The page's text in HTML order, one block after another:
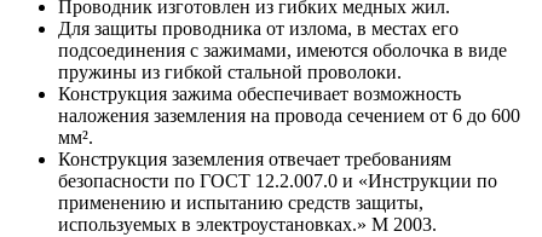
Проводник изготовлен из гибких медных жил.
Для защиты проводника от излома, в местах его
подсоединения с зажимами, имеются оболочка в виде
пружины из гибкой стальной проволоки.
Конструкция зажима обеспечивает возможность
наложения заземления на провода сечением от 6 до 600
мм².
Конструкция заземления отвечает требованиям
безопасности по ГОСТ 12.2.007.0 и «Инструкции по
применению и испытанию средств защиты,
используемых в электроустановках.» М 2003.